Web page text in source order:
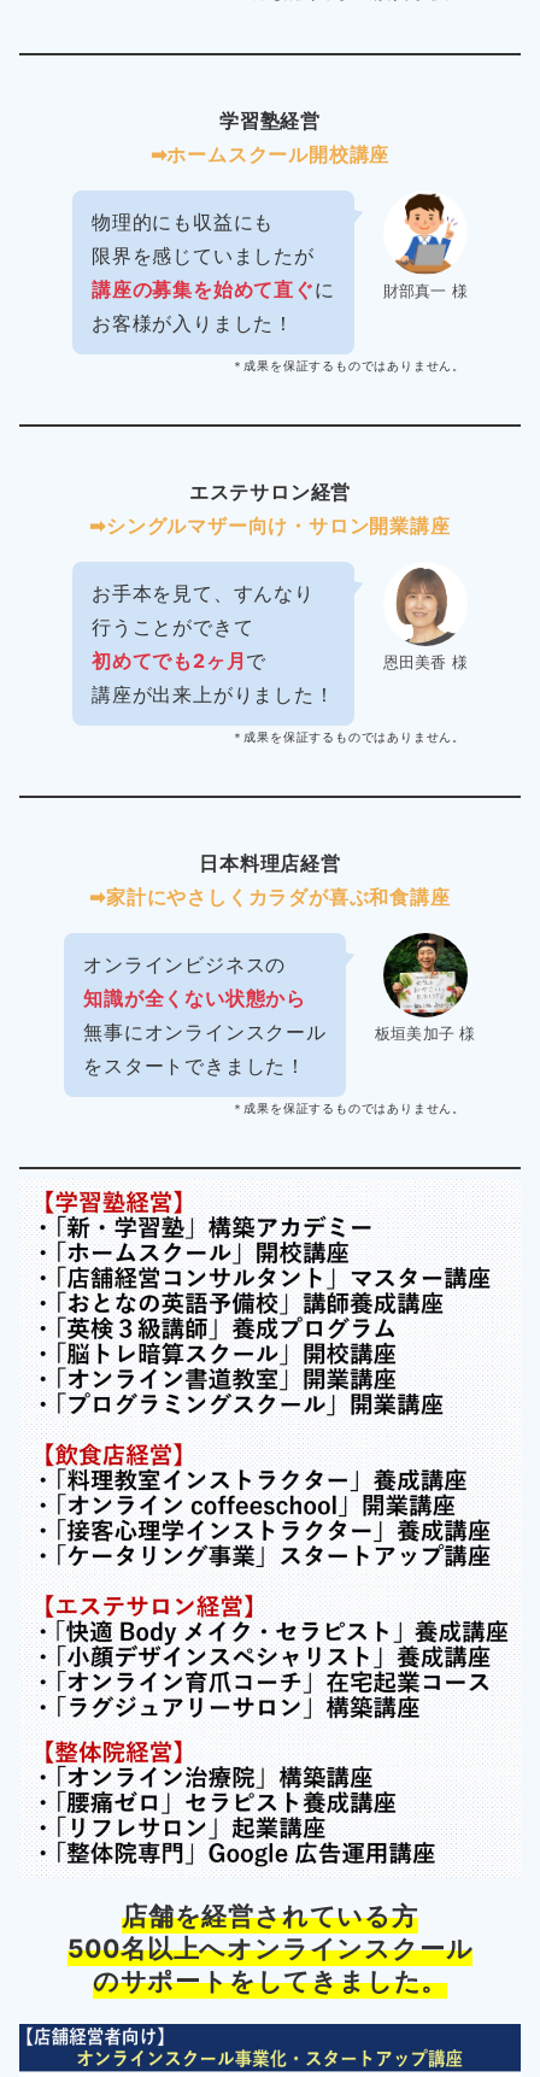
学習塾経営
➡︎ホームスクール開校講座
財部真一 様
物理的にも収益にも
限界を感じていましたが
講座の募集を始めて直ぐに
お客様が入りました！
＊成果を保証するものではありません。
エステサロン経営
➡︎シングルマザー向け・サロン開業講座
恩田美香 様
お手本を見て、すんなり
行うことができて
初めてでも2ヶ月 で
講座が出来上がりました！
＊成果を保証するものではありません。
日本料理店経営
➡︎家計にやさしくカラダが喜ぶ和食講座
板垣美加子 様
オンラインビジネスの
知識が全くない状態から
無事にオンラインスクール
をスタートできました！
＊成果を保証するものではありません。
店舗を経営されている方
500名以上へオンラインスクール
のサポートをしてきました。